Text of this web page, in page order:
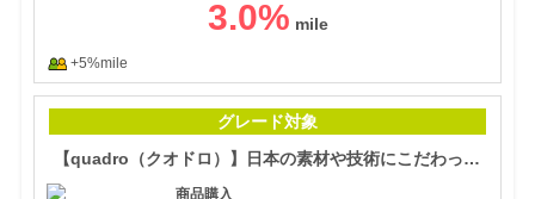
3.0%
+5%mile
グレード対象
【quadro（クオドロ）】日本の素材や技術にこだわったデイリーウェアブランド
商品購入